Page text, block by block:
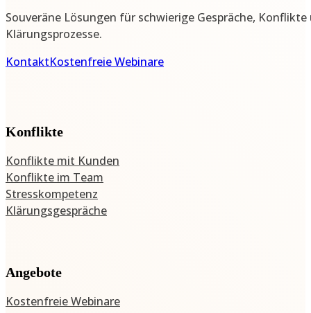
Souveräne Lösungen für schwierige Gespräche, Konflikte
Klärungsprozesse.
KontaktKostenfreie Webinare
Konflikte
Konflikte mit Kunden
Konflikte im Team
Stresskompetenz
Klärungsgespräche
Angebote
Kostenfreie Webinare